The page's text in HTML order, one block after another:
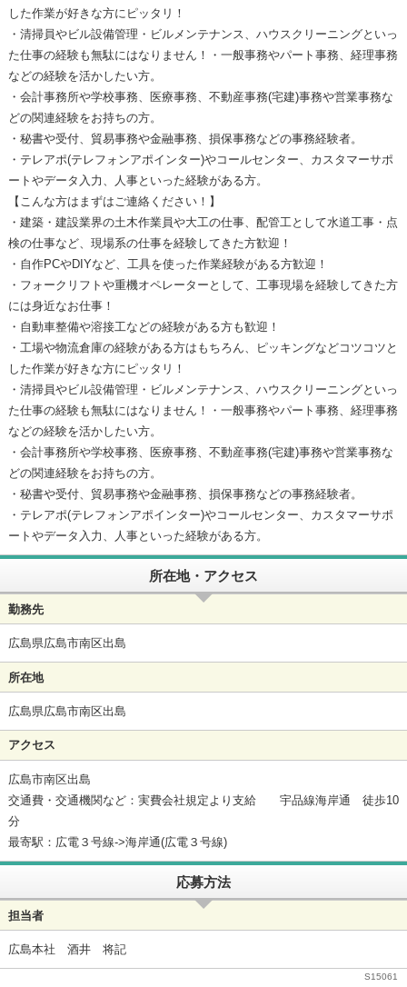
した作業が好きな方にピッタリ！
・清掃員やビル設備管理・ビルメンテナンス、ハウスクリーニングといっ
た仕事の経験も無駄にはなりません！・一般事務やパート事務、経理事務
などの経験を活かしたい方。
・会計事務所や学校事務、医療事務、不動産事務(宅建)事務や営業事務な
どの関連経験をお持ちの方。
・秘書や受付、貿易事務や金融事務、損保事務などの事務経験者。
・テレアポ(テレフォンアポインター)やコールセンター、カスタマーサポ
ートやデータ入力、人事といった経験がある方。
【こんな方はまずはご連絡ください！】
・建築・建設業界の土木作業員や大工の仕事、配管工として水道工事・点
検の仕事など、現場系の仕事を経験してきた方歓迎！
・自作PCやDIYなど、工具を使った作業経験がある方歓迎！
・フォークリフトや重機オペレーターとして、工事現場を経験してきた方
には身近なお仕事！
・自動車整備や溶接工などの経験がある方も歓迎！
・工場や物流倉庫の経験がある方はもちろん、ピッキングなどコツコツと
した作業が好きな方にピッタリ！
・清掃員やビル設備管理・ビルメンテナンス、ハウスクリーニングといっ
た仕事の経験も無駄にはなりません！・一般事務やパート事務、経理事務
などの経験を活かしたい方。
・会計事務所や学校事務、医療事務、不動産事務(宅建)事務や営業事務な
どの関連経験をお持ちの方。
・秘書や受付、貿易事務や金融事務、損保事務などの事務経験者。
・テレアポ(テレフォンアポインター)やコールセンター、カスタマーサポ
ートやデータ入力、人事といった経験がある方。
所在地・アクセス
勤務先
広島県広島市南区出島
所在地
広島県広島市南区出島
アクセス
広島市南区出島
交通費・交通機関など：実費会社規定より支給 宇品線海岸通 徒歩10
分
最寄駅：広電３号線->海岸通(広電３号線)
応募方法
担当者
広島本社 酒井 将記
S15061